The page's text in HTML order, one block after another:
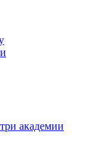
академии